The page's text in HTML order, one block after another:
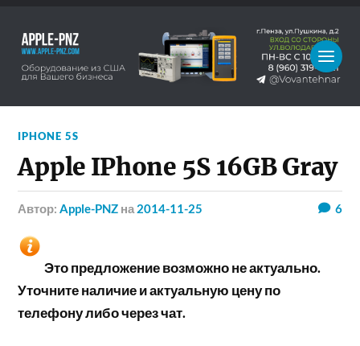
IPHONE 5S
Apple IPhone 5S 16GB Gray
Автор:Apple-PNZ на 2014-11-25 6
Это предложение возможно не актуально.
Уточните наличие и актуальную цену по
телефону либо через чат.